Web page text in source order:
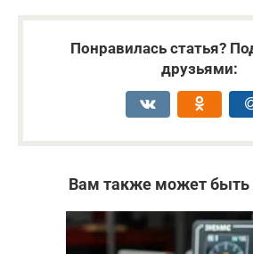
Понравилась статья?
друзьями:
Вам также может быть